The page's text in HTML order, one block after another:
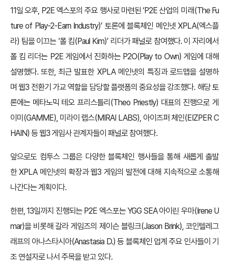
11일 오후, P2E 엑스포의 주요 행사로 마련된 ‘P2E 산업의 미래(The Fu
ture of Play-2-Earn Industry)’ 토론에 블록체인 메인넷 XPLA(엑스플
라) 팀을 이끄는 ‘폴 킴(Paul Kim)’ 리더가 패널로 참여했다. 이 자리에서
폴 킴 리더는 P2E 게임에서 진화하는 P2O(Play to Own) 게임에 대해
설명했다. 또한, 최근 발표한 XPLA 메인넷의 특징과 로드맵을 설명하
며 웹3 전환기 가교 역할을 담당할 플랫폼의 중요성을 강조했다. 해당 토
론에는 메타노믹 테오 프리스틀리(Theo Priestly) 대표의 진행으로 게
이미(GAMME), 미라이 랩스(MIRAI LABS), 아이즈퍼 체인(EIZPER C
HAIN) 등 웹3 게임사 관계자들이 패널로 참여했다.
앞으로도 컴투스 그룹은 다양한 블록체인 행사들을 통해 새롭게 출발
한 XPLA 메인넷의 확장과 웹3 게임의 발전에 대해 지속적으로 소통해
나간다는 계획이다.
한편, 13일까지 진행되는 P2E 엑스포는 YGG SEA 아이린 우마(Irene U
mar)을 비롯해 갈라 게임즈의 제이슨 블링크(Jason Brink), 코인텔레그
래프의 아나스타시아(Anastasia D.) 등 블록체인 업계 주요 인사들이 기
조 연설자로 나서 주목을 받고 있다.